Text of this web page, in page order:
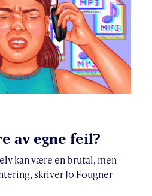
av egne feil?
kan være en brutal, men
skriver Jo Fougner